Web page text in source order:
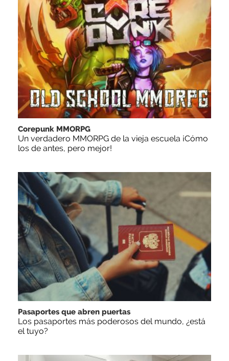
Corepunk MMORPG
Un verdadero MMORPG de la vieja escuela ¡Cómo
los de antes, pero mejor!
Pasaportes que abren puertas
Los pasaportes más poderosos del mundo, ¿está
el tuyo?